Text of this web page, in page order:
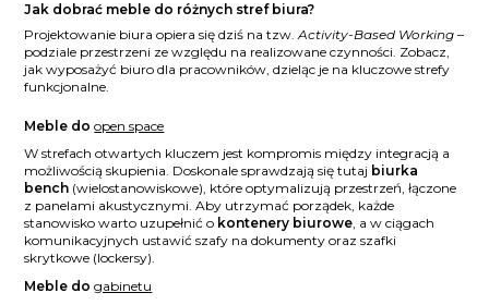
Jak dobrać meble do różnych stref biura?
Projektowanie biura opiera się dziś na tzw.Activity-Based Working –
podziale przestrzeni ze względu na realizowane czynności. Zobacz,
jak wyposażyć biuro dla pracowników, dzieląc je na kluczowe strefy
funkcjonalne.
Meble doopen space
W strefach otwartych kluczem jest kompromis między integracją a
możliwością skupienia. Doskonale sprawdzają się tutaj biurka
bench (wielostanowiskowe), które optymalizują przestrzeń, łączone
z panelami akustycznymi. Aby utrzymać porządek, każde
stanowisko warto uzupełnić o kontenery biurowe, a w ciągach
komunikacyjnych ustawić szafy na dokumenty oraz szafki
skrytkowe (lockersy).
Meble dogabinetu